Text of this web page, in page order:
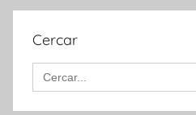
Cercar
Search
for: